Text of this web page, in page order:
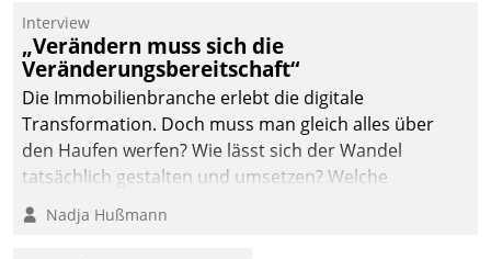
Die monatlichen
Mitteilungen zum
Heizungs- und
Wasserverbrauch gehen
automatisiert, vollständig
und auf Wunsch über
mehrere zuvor
Kommunikationswege bei
Interview
„Verändern muss sich die
Veränderungsbereitschaft“
Die Immobilienbranche erlebt die digitale
Transformation. Doch muss man gleich alles über
den Haufen werfen? Wie lässt sich der Wandel
tatsächlich gestalten und umsetzen? Welche
Argumente zählen wirklich?
Nadja Hußmann